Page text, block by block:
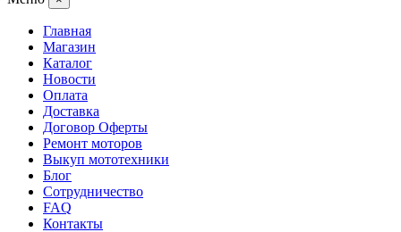
Главная
Магазин
Каталог
Новости
Оплата
Доставка
Договор Оферты
Ремонт моторов
Выкуп мототехники
Блог
Сотрудничество
FAQ
Контакты